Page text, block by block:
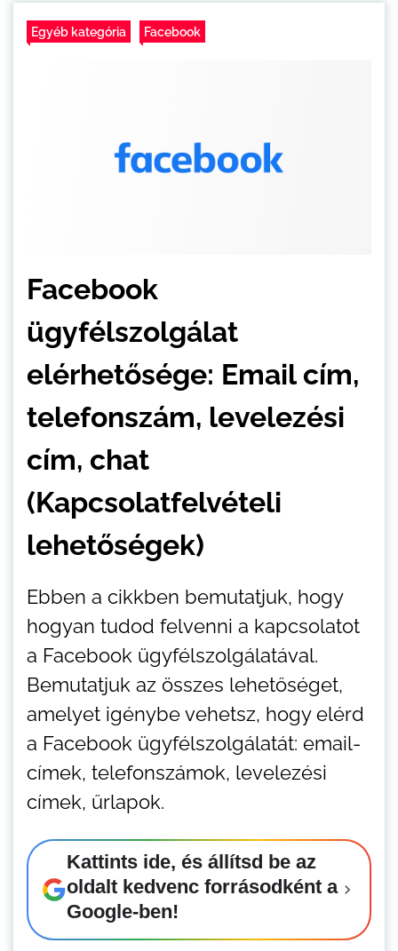
Egyéb kategória Facebook
Facebook
ügyfélszolgálat
elérhetősége: Email cím,
telefonszám, levelezési
cím, chat
(Kapcsolatfelvételi
lehetőségek)
Ebben a cikkben bemutatjuk, hogy
hogyan tudod felvenni a kapcsolatot
a Facebook ügyfélszolgálatával.
Bemutatjuk az összes lehetőséget,
amelyet igénybe vehetsz, hogy elérd
a Facebook ügyfélszolgálatát: email-
címek, telefonszámok, levelezési
címek, űrlapok.
Kattints ide, és állítsd be az
oldalt kedvenc forrásodként a
Google-ben!